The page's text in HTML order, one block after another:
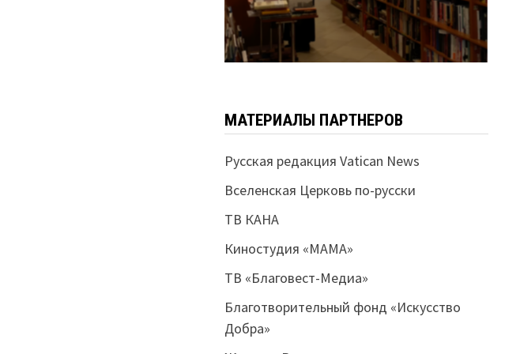
МАТЕРИАЛЫ ПАРТНЕРОВ
Русская редакция Vatican News
Вселенская Церковь по-русски
ТВ КАНА
Киностудия «МАМА»
ТВ «Благовест-Медиа»
Благотворительный фонд «Искусство
Добра»